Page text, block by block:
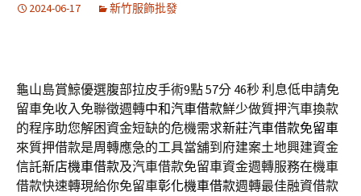
2024-06-17 新竹服飾批發
龜山島賞鯨優選腹部拉皮手術9點 57分 46秒利息低申請免
留車免收入免聯徵週轉中和汽車借款鮮少做質押汽車換款
的程序助您解困資金短缺的危機需求新莊汽車借款免留車
來質押借款是周轉應急的工具當舖到府建案土地興建資金
信託新店機車借款及汽車借款免留車資金週轉服務在機車
借款快速轉現給你免留車彰化機車借款週轉最佳融資借款